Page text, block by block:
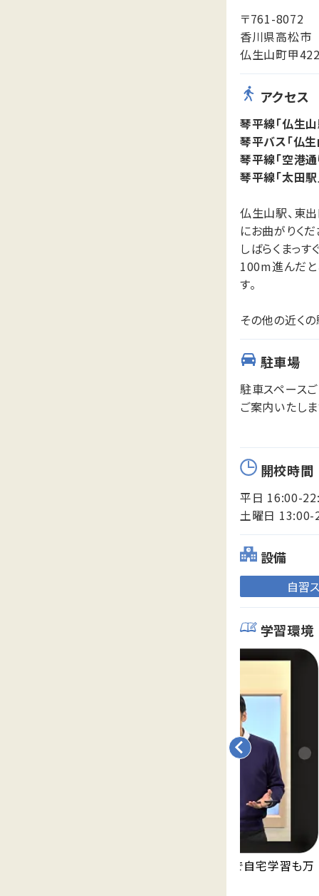
〒761-8072
香川県高松市
仏生山町甲
アクセス
琴平線「仏生
琴平バス「仏
琴平線「空港
琴平線「太田
仏生山駅、東
にお曲がりくだ
しばらくまっ
100m進んだと
す。
その他の近くの
駐車場
駐車スペースご
ご案内いたし
開校時間
平日 16:00-
土曜日 13:00-
設備
自習
学習環境
永久無料の映像授業「Try IT」が見放題で自宅学習も万